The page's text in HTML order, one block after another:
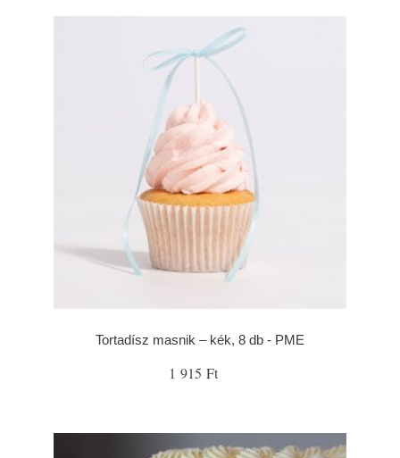
Tortadísz masnik – kék, 8 db - PME
1 915 Ft